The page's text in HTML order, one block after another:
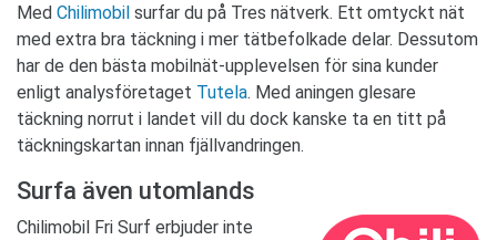
Med Chilimobil surfar du på Tres nätverk. Ett omtyckt nät
med extra bra täckning i mer tätbefolkade delar. Dessutom
har de den bästa mobilnät-upplevelsen för sina kunder
enligt analysföretaget Tutela. Med aningen glesare
täckning norrut i landet vill du dock kanske ta en titt på
täckningskartan innan fjällvandringen.
Surfa även utomlands
Chilimobil Fri Surf erbjuder inte